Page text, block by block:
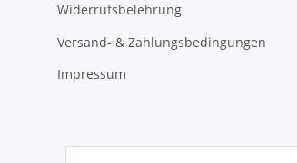
Widerrufsbelehrung
Versand- & Zahlungsbedingungen
Impressum